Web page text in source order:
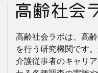
高齢社会ラボは、高
を行う研究機関です
介護従事者のキャリ